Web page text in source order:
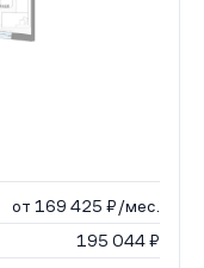
от 169 425 ₽/мес.
195 044 ₽